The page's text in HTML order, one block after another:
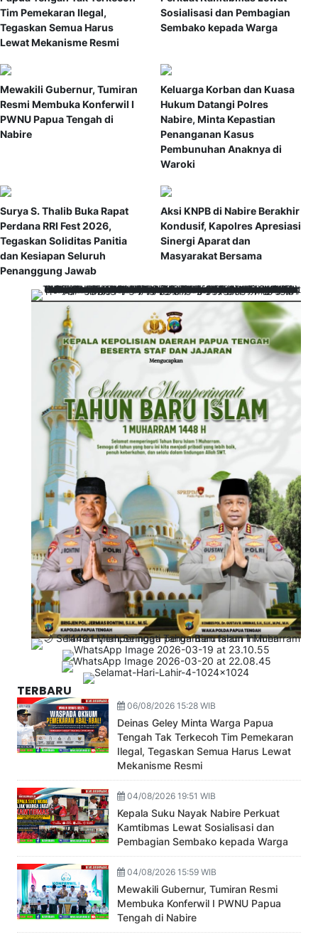
Tim Pemekaran Ilegal,
Tegaskan Semua Harus
Lewat Mekanisme Resmi
Sosialisasi dan Pembagian
Sembako kepada Warga
Mewakili Gubernur, Tumiran
Resmi Membuka Konferwil I
PWNU Papua Tengah di
Nabire
Keluarga Korban dan Kuasa
Hukum Datangi Polres
Nabire, Minta Kepastian
Penanganan Kasus
Pembunuhan Anaknya di
Waroki
Surya S. Thalib Buka Rapat
Perdana RRI Fest 2026,
Tegaskan Soliditas Panitia
dan Kesiapan Seluruh
Penanggung Jawab
Aksi KNPB di Nabire Berakhir
Kondusif, Kapolres Apresiasi
Sinergi Aparat dan
Masyarakat Bersama
TERBARU
06/08/2026 15:28 WIB
Deinas Geley Minta Warga Papua
Tengah Tak Terkecoh Tim Pemekaran
Ilegal, Tegaskan Semua Harus Lewat
Mekanisme Resmi
04/08/2026 19:51 WIB
Kepala Suku Nayak Nabire Perkuat
Kamtibmas Lewat Sosialisasi dan
Pembagian Sembako kepada Warga
04/08/2026 15:59 WIB
Mewakili Gubernur, Tumiran Resmi
Membuka Konferwil I PWNU Papua
Tengah di Nabire